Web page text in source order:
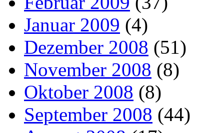
Januar 2009 (4)
Dezember 2008 (51)
November 2008 (8)
Oktober 2008 (8)
September 2008 (44)